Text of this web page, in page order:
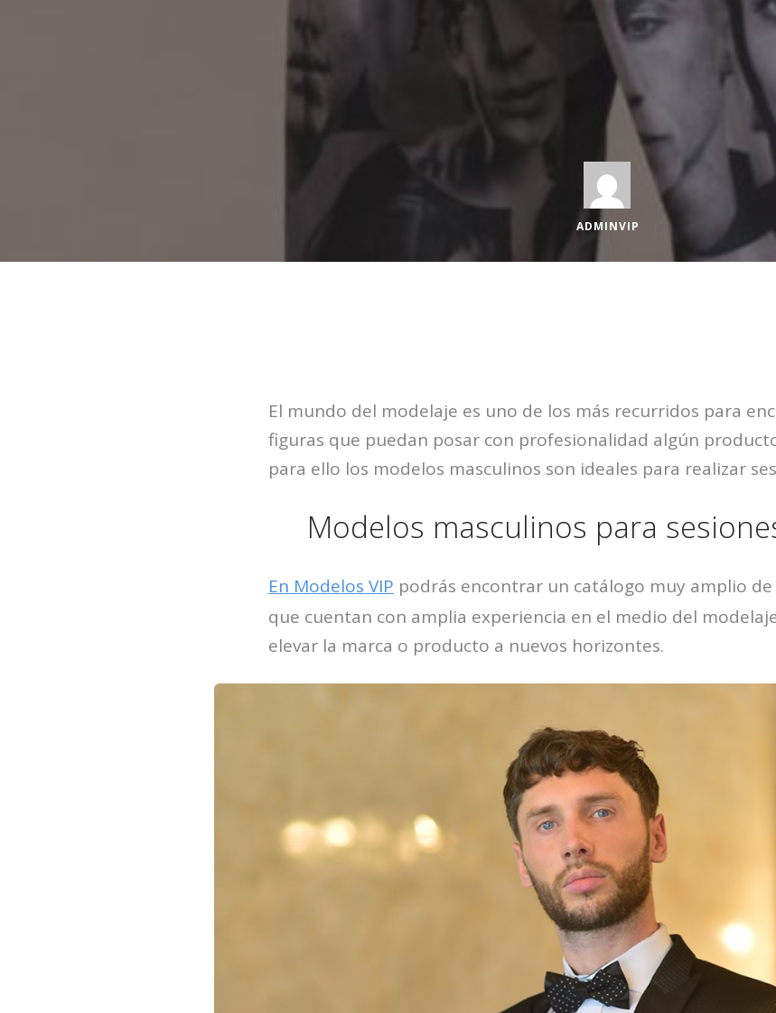
ADMINVIP
El mundo del modelaje es uno de los más recurridos para
figuras que puedan posar con profesionalidad algún
para ello los modelos masculinos son ideales para realizar
Modelos masculinos para
En Modelos VIP podrás encontrar un catálogo muy amplio
que cuentan con amplia experiencia en el medio del
elevar la marca o producto a nuevos horizontes.